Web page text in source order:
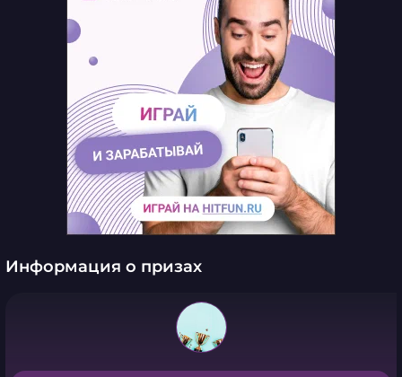
Информация о призах